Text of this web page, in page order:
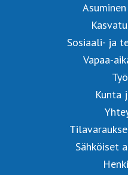
Sosiaali- ja
Vapaa-
Kunta
Sähköiset